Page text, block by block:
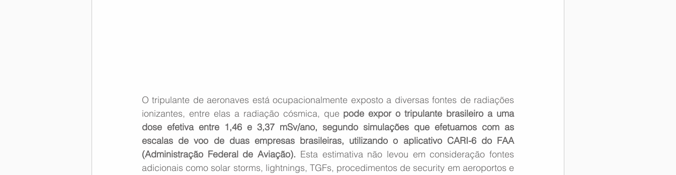
O tripulante de aeronaves está ocupacionalmente exposto a diversas fontes de radiações
ionizantes, entre elas a radiação cósmica, que pode expor o tripulante brasileiro a uma
dose efetiva entre 1,46 e 3,37 mSv/ano, segundo simulações que efetuamos com as
escalas de voo de duas empresas brasileiras, utilizando o aplicativo CARI-6 do FAA
(Administração Federal de Aviação). Esta estimativa não levou em consideração fontes
adicionais como solar storms, lightnings, TGFs, procedimentos de security em aeroportos e